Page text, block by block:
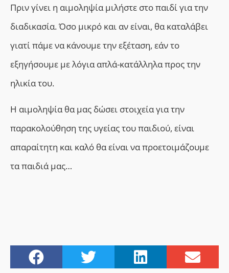
Πριν γίνει η αιμοληψία μιλήστε στο παιδί για την
διαδικασία. Όσο μικρό και αν είναι, θα καταλάβει
γιατί πάμε να κάνουμε την εξέταση, εάν το
εξηγήσουμε με λόγια απλά-κατάλληλα προς την
ηλικία του.
Η αιμοληψία θα μας δώσει στοιχεία για την
παρακολούθηση της υγείας του παιδιού, είναι
απαραίτητη και καλό θα είναι να προετοιμάζουμε
τα παιδιά μας…